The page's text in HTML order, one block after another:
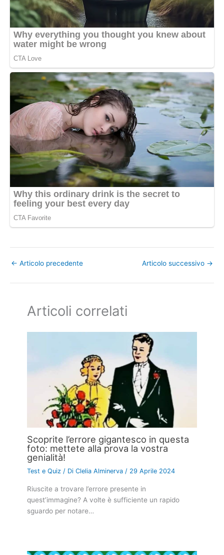
← Articolo precedente Articolo successivo →
Articoli correlati
Scoprite l’errore gigantesco in questa
foto: mettete alla prova la vostra
genialità!
Test e Quiz / DiClelia Alminerva/ 29 Aprile 2024
Riuscite a trovare l’errore presente in
quest’immagine? A volte è sufficiente un rapido
sguardo per notare…